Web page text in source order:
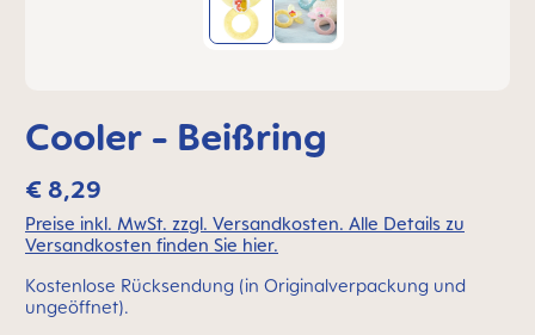
Cooler - Beißring
€ 8,29
Preise inkl. MwSt. zzgl. Versandkosten. Alle Details zu
Versandkosten finden Sie hier.
Kostenlose Rücksendung (in Originalverpackung und
ungeöffnet).